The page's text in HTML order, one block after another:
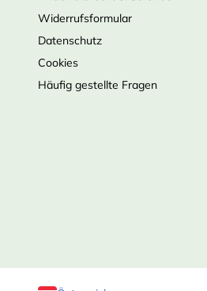
Widerrufsformular
Datenschutz
Cookies
Häufig gestellte Fragen